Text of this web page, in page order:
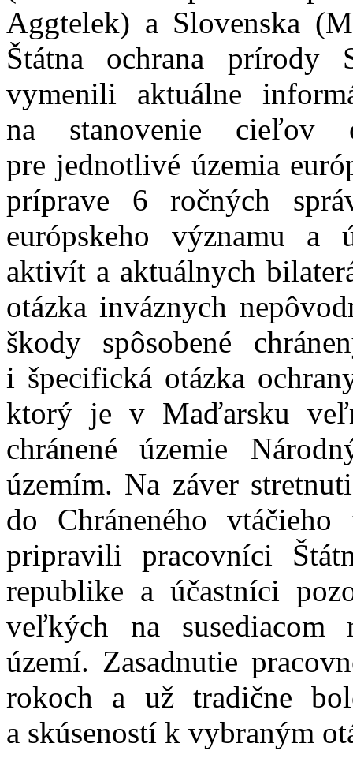
Aggtelek) a Slovenska
Štátna ochrana prírody
vymenili aktuálne
na stanovenie cieľov
pre jednotlivé územia
príprave 6 ročných
európskeho významu a
aktivít a aktuálnych
otázka inváznych
škody spôsobené
i špecifická otázka
ktorý je v Maďarsku
chránené územie
územím. Na záver
do Chráneného
pripravili pracovníci
republike a účastníci
veľkých na susediacom
území. Zasadnutie
rokoch a už tradične
a skúseností k vybraným